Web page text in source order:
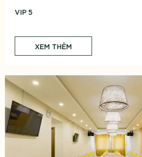
VIP 5
XEM THÊM